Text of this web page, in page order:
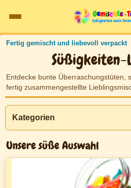
Süßigkeiten-Lädchen
Fertig gemischt und liebevoll verpackt
Süßigkeiten-
Entdecke bunte Überraschungstüten,
fertig zusammengestellte
Kategorien
Unsere süße Auswahl